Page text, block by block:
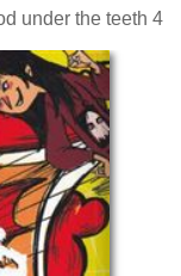
under the teeth 4